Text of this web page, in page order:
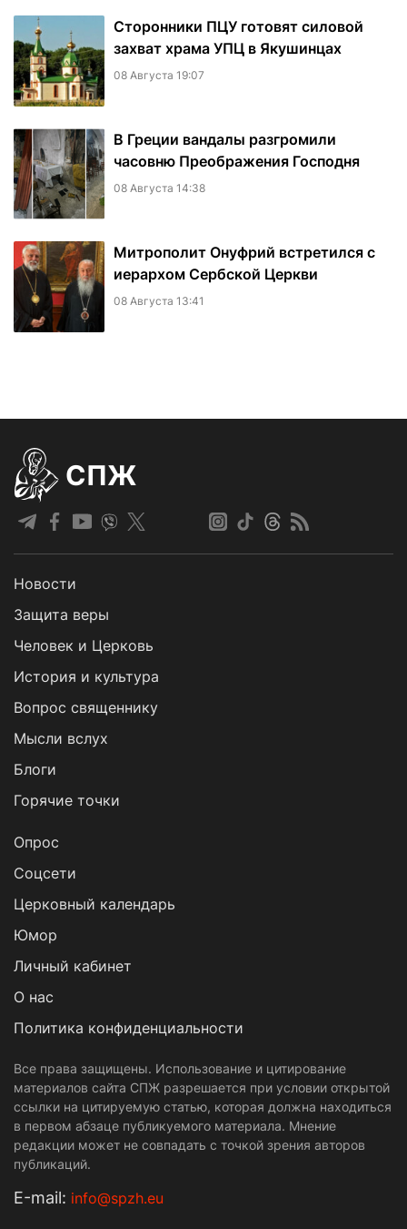
Сторонники ПЦУ готовят силовой
захват храма УПЦ в Якушинцах
08 Августа 19:07
В Греции вандалы разгромили
часовню Преображения Господня
08 Августа 14:38
Митрополит Онуфрий встретился с
иерархом Сербской Церкви
08 Августа 13:41
СПЖ
Новости
Защита веры
Человек и Церковь
История и культура
Вопрос священнику
Мысли вслух
Блоги
Горячие точки
Опрос
Cоцсети
Церковный календарь
Юмор
Личный кабинет
О нас
Политика конфиденциальности
Все права защищены. Использование и цитирование
материалов сайта СПЖ разрешается при условии открытой
ссылки на цитируемую статью, которая должна находиться
в первом абзаце публикуемого материала. Мнение
редакции может не совпадать с точкой зрения авторов
публикаций.
Е-mail: info@spzh.eu